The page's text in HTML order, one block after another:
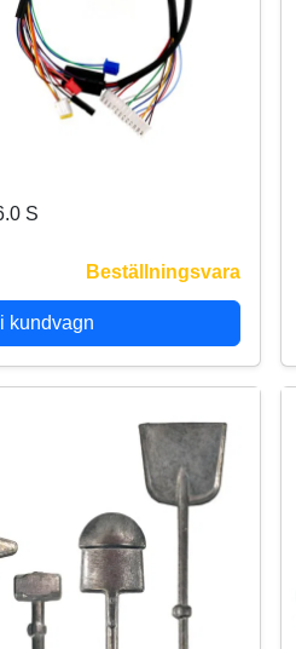
S
Beställningsvara
kundvagn